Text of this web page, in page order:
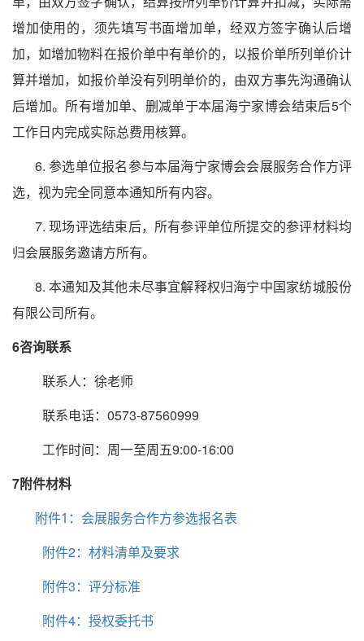
增加使用的，须先填写书面增加单，经双方签字确认后增
加，如增加物料在报价单中有单价的，以报价单所列单价计
算并增加，如报价单没有列明单价的，由双方事先沟通确认
后增加。所有增加单、删减单于本届海宁家博会结束后5个
工作日内完成实际总费用核算。
6. 参选单位报名参与本届海宁家博会会展服务合作方评
选，视为完全同意本通知所有内容。
7. 现场评选结束后，所有参评单位所提交的参评材料均
归会展服务邀请方所有。
8. 本通知及其他未尽事宜解释权归海宁中国家纺城股份
有限公司所有。
6咨询联系
联系人：徐老师
联系电话：0573-87560999
工作时间：周一至周五9:00-16:00
7附件材料
附件1：会展服务合作方参选报名表
附件2：材料清单及要求
附件3：评分标准
附件4：授权委托书